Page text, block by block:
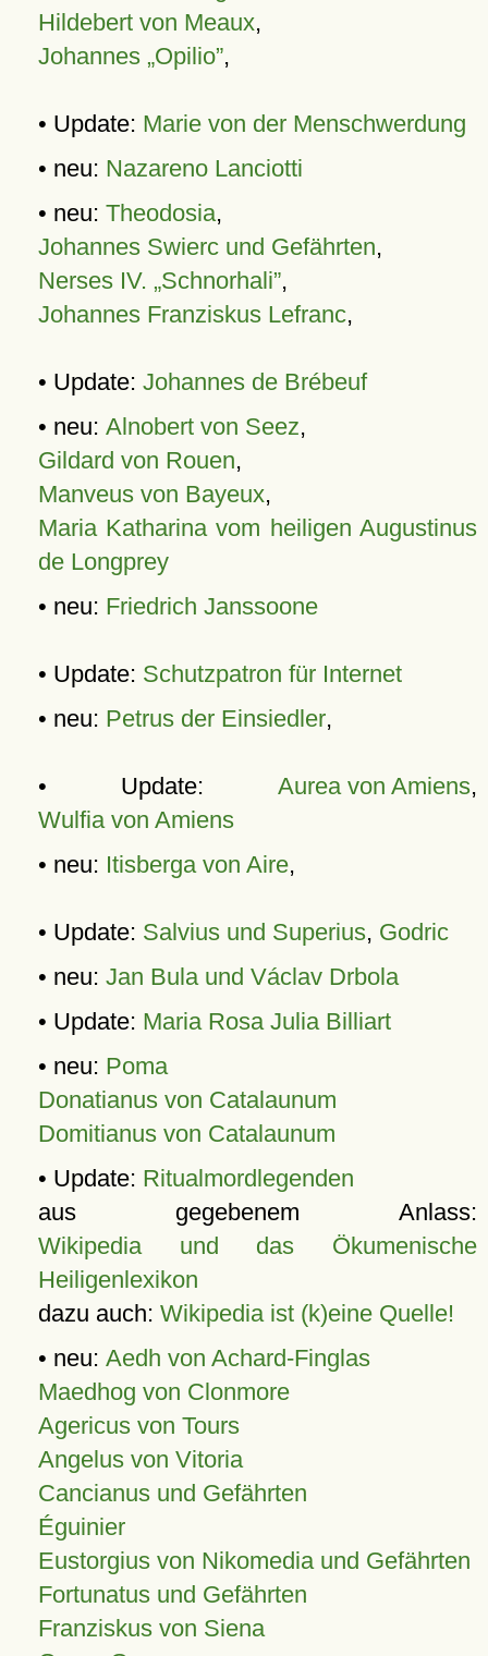
Hildebert von Meaux,
Johannes „Opilio”,
• Update: Marie von der Menschwerdung
• neu: Nazareno Lanciotti
• neu: Theodosia,
Johannes Swierc und Gefährten,
Nerses IV. „Schnorhali”,
Johannes Franziskus Lefranc,
• Update: Johannes de Brébeuf
• neu: Alnobert von Seez,
Gildard von Rouen,
Manveus von Bayeux,
Maria Katharina vom heiligen Augustinus
de Longprey
• neu: Friedrich Janssoone
• Update: Schutzpatron für Internet
• neu: Petrus der Einsiedler,
• Update: Aurea von Amiens,
Wulfia von Amiens
• neu: Itisberga von Aire,
• Update: Salvius und Superius, Godric
• neu: Jan Bula und Václav Drbola
• Update: Maria Rosa Julia Billiart
• neu: Poma
Donatianus von Catalaunum
Domitianus von Catalaunum
• Update: Ritualmordlegenden
aus gegebenem Anlass:
Wikipedia und das Ökumenische
Heiligenlexikon
dazu auch: Wikipedia ist (k)eine Quelle!
• neu: Aedh von Achard-Finglas
Maedhog von Clonmore
Agericus von Tours
Angelus von Vitoria
Cancianus und Gefährten
Éguinier
Eustorgius von Nikomedia und Gefährten
Fortunatus und Gefährten
Franziskus von Siena